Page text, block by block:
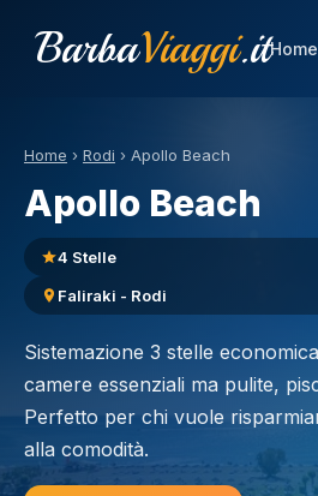
BarbaViaggi.itHome
Home › Rodi › Apollo Beach
Apollo Beach
4 Stelle
Faliraki - Rodi
Sistemazione 3 stelle
camere essenziali ma pulite,
Perfetto per chi vuole
alla comodità.